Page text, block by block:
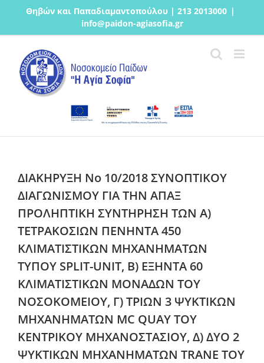
Μετάβαση
περιεχόμενο
Θηβών και Παπαδιαμαντοπούλου | 213 2013000 |
info@paidon-agiasofia.gr
ΔΙΑΚΗΡΥΞΗ Νο 10/2018 ΣΥΝΟΠΤΙΚΟΥ
ΔΙΑΓΩΝΙΣΜΟΥ ΓΙΑ ΤΗΝ ΑΠΑΞ
ΠΡΟΛΗΠΤΙΚΗ ΣΥΝΤΗΡΗΣΗ ΤΩΝ Α)
ΤΕΤΡΑΚΟΣΙΩΝ ΠΕΝΗΝΤΑ 450
ΚΛΙΜΑΤΙΣΤΙΚΩΝ ΜΗΧΑΝΗΜΑΤΩΝ
ΤΥΠΟΥ SPLIT-UNIT, B) EΞHNTA 60
ΚΛΙΜΑΤΙΣΤΙΚΩΝ ΜΟΝΑΔΩΝ ΤΟΥ
ΝΟΣΟΚΟΜΕΙΟΥ, Γ) ΤΡΙΩΝ 3 ΨΥΚΤΙΚΩΝ
ΜΗΧΑΝΗΜΑΤΩΝ MC QUAY ΤΟΥ
ΚΕΝΤΡΙΚΟΥ ΜΗΧΑΝΟΣΤΑΣΙΟΥ, Δ) ΔΥΟ 2
ΨΥΚΤΙΚΩΝ ΜΗΧΑΝΗΜΑΤΩΝ TRANE ΤΟΥ